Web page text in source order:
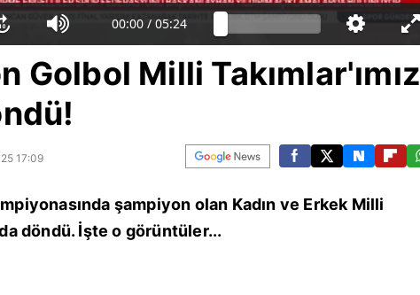
00:00 / 05:24
Golbol Milli Takımlar'ımız
17:09
şampiyon olan Kadın ve Erkek Milli
döndü. İşte o görüntüler...